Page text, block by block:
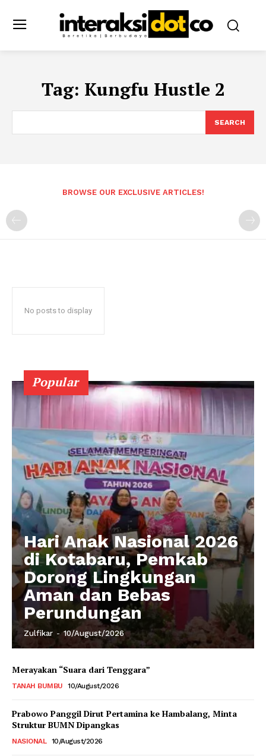
Tag: Kungfu Hustle 2
SEARCH
BROWSE OUR EXCLUSIVE ARTICLES!
No posts to display
Popular
Hari Anak Nasional 2026
di Kotabaru, Pemkab
Dorong Lingkungan
Aman dan Bebas
Perundungan
Zulfikar - 10/August/2026
Merayakan “Suara dari Tenggara”
TANAH BUMBU 10/August/2026
Prabowo Panggil Dirut Pertamina ke Hambalang, Minta
Struktur BUMN Dipangkas
NASIONAL 10/August/2026